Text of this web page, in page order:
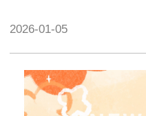
2026-01-05